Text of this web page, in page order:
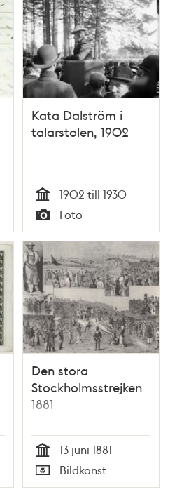
Kata Dalström i
talarstolen, 1902
Tid
1902 till 1930
Typ
Foto
Den stora
Stockholmsstrejken
1881
Tid
13 juni 1881
Typ
Bildkonst